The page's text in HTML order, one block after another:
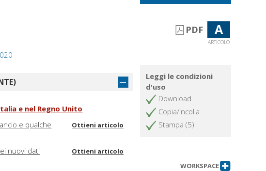
e nel Regno Unito
e qualche
Ottieni articolo
nuovi dati
Ottieni articolo
PDF A
ARTICOLO
Leggi le condizioni
d'uso
Download
Copia/incolla
Stampa (5)
WORKSPACE